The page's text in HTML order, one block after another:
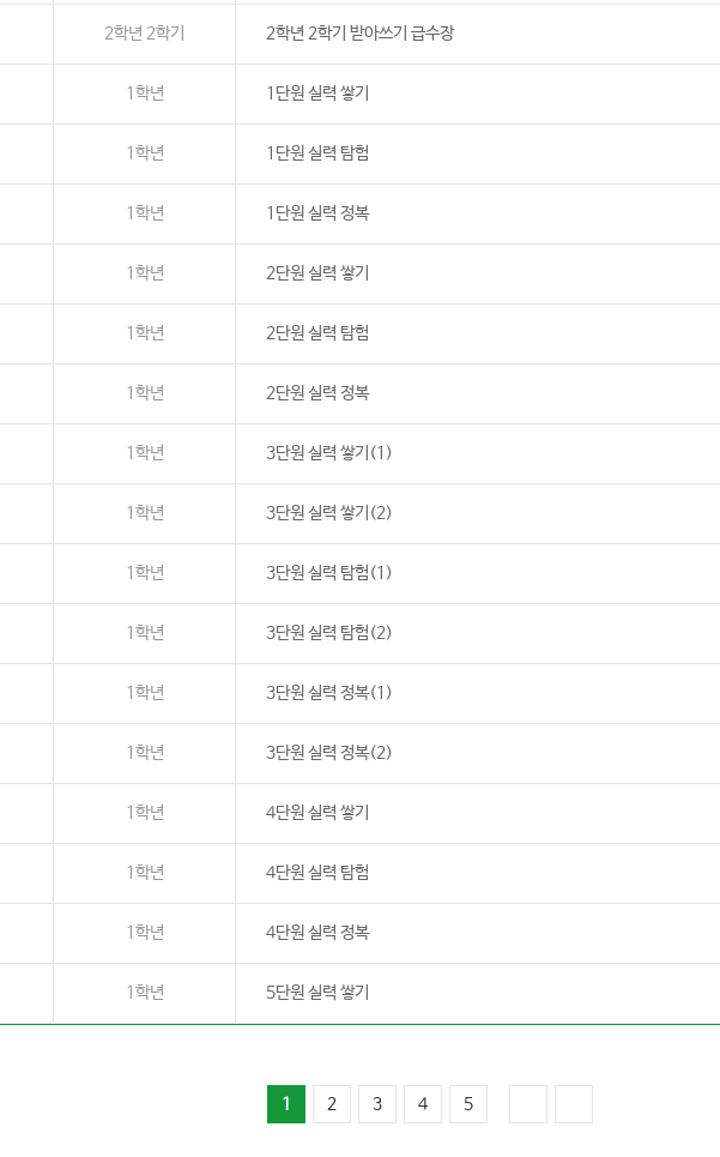
2학년 2학기 2학년 2학기 받아쓰기 급수장
1학년 1단원 실력 쌓기
1학년 1단원 실력 탐험
1학년 1단원 실력 정복
1학년 2단원 실력 쌓기
1학년 2단원 실력 탐험
1학년 2단원 실력 정복
1학년 3단원 실력 쌓기(1)
1학년 3단원 실력 쌓기(2)
1학년 3단원 실력 탐험(1)
1학년 3단원 실력 탐험(2)
1학년 3단원 실력 정복(1)
1학년 3단원 실력 정복(2)
1학년 4단원 실력 쌓기
1학년 4단원 실력 탐험
1학년 4단원 실력 정복
1학년 5단원 실력 쌓기
1 2 3 4 5